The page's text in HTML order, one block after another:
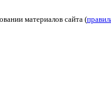
материалов сайта (